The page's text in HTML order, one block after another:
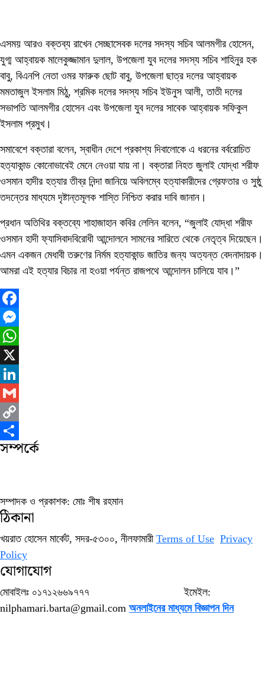
এসময় আরও বক্তব্য রাখেন সেচ্ছাসেবক দলের সদস্য সচিব আলমগীর হোসেন,
যুগ্ম আহ্বায়ক মালেকুজ্জামান দুলাল, উপজেলা যুব দলের সদস্য সচিব শাহিনুর হক
বাবু, বিএনপি নেতা ওমর ফারুক ছোট বাবু, উপজেলা ছাত্র দলের আহ্বায়ক
মমতাজুল ইসলাম মিঠু, শ্রমিক দলের সদস্য সচিব ইউনুস আলী, তাতী দলের
সভাপতি আলমগীর হোসেন এবং উপজেলা যুব দলের সাবেক আহ্বায়ক সফিকুল
ইসলাম প্রমুখ।
সমাবেশে বক্তারা বলেন, স্বাধীন দেশে প্রকাশ্য দিবালোকে এ ধরনের বর্বরোচিত
হত্যাকান্ড কোনোভাবেই মেনে নেওয়া যায় না। বক্তারা নিহত জুলাই যোদ্ধা শরীফ
ওসমান হাদীর হত্যার তীব্র নিন্দা জানিয়ে অবিলম্বে হত্যাকারীদের গ্রেফতার ও সুষ্ঠু
তদন্তের মাধ্যমে দৃষ্টান্তমূলক শাস্তি নিশ্চিত করার দাবি জানান।
প্রধান অতিথির বক্তব্যে শাহাজাহান কবির লেলিন বলেন, “জুলাই যোদ্ধা শরীফ
ওসমান হাদী ফ্যাসিবাদবিরোধী আন্দোলনে সামনের সারিতে থেকে নেতৃত্ব দিয়েছেন।
এমন একজন মেধাবী তরুণের নির্মম হত্যাকান্ড জাতির জন্য অত্যন্ত বেদনাদায়ক।
আমরা এই হত্যার বিচার না হওয়া পর্যন্ত রাজপথে আন্দোলন চালিয়ে যাব।”
Facebook
Messenger
WhatsApp
X
LinkedIn
Gmail
Copy
Link
Share
সম্পর্কে
সম্পাদক ও প্রকাশক: মোঃ শীষ রহমান
ঠিকানা
খয়রাত হোসেন মার্কেট, সদর-৫৩০০, নীলফামারী Terms of Use Privacy
Policy
যোগাযোগ
মোবাইলঃ ০১৭১২৬৬৯৭৭৭ ইমেইল:
nilphamari.barta@gmail.com অনলাইনের মাধ্যমে বিজ্ঞাপন দিন